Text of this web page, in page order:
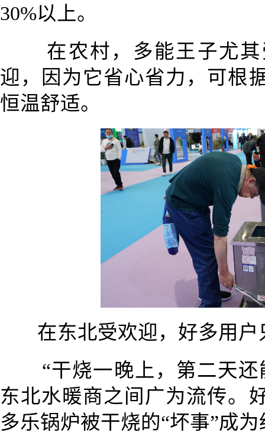
30%以上。
在农村，多能王子尤
迎，因为它省心省力，可根
恒温舒适。
在东北受欢迎，好多用
“干烧一晚上，第二天
东北水暖商之间广为流传。
多乐锅炉被干烧的“坏事”成